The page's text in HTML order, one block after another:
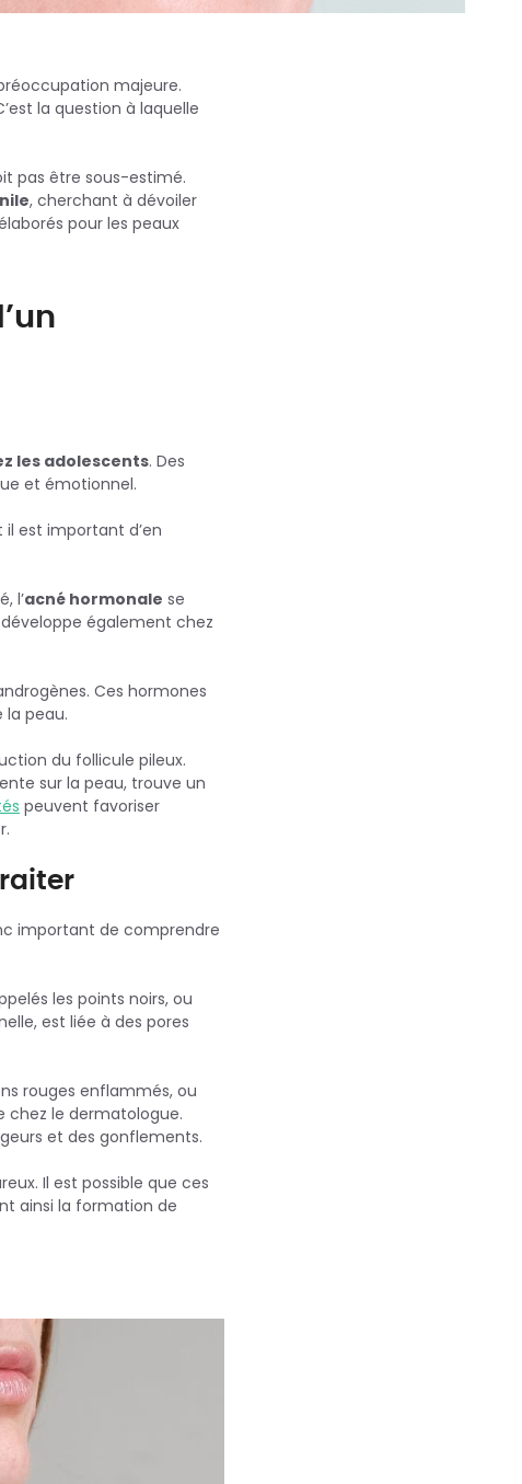
majeure.
la question à laquelle
pas être sous-estimé.
, cherchant à dévoiler
pour les peaux
les adolescents. Des
et émotionnel.
est important d’en
l’acné hormonale se
également chez
Ces hormones
peau.
du follicule pileux.
sur la peau, trouve un
peuvent favoriser
important de comprendre
les points noirs, ou
est liée à des pores
rouges enflammés, ou
chez le dermatologue.
et des gonflements.
Il est possible que ces
ainsi la formation de